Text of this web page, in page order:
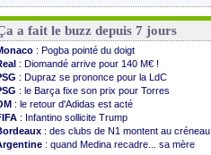
a fait le buzz depuis 7 jours
: Pogba pointé du doigt
: Diomandé arrive pour 140 M€ !
: Dupraz se prononce pour la LdC
: le Barça fixe son prix pour Torres
: le retour d'Adidas est acté
: Infantino sollicite Trump
: des clubs de N1 montent au créneau
: quand Medina recadre... sa mère